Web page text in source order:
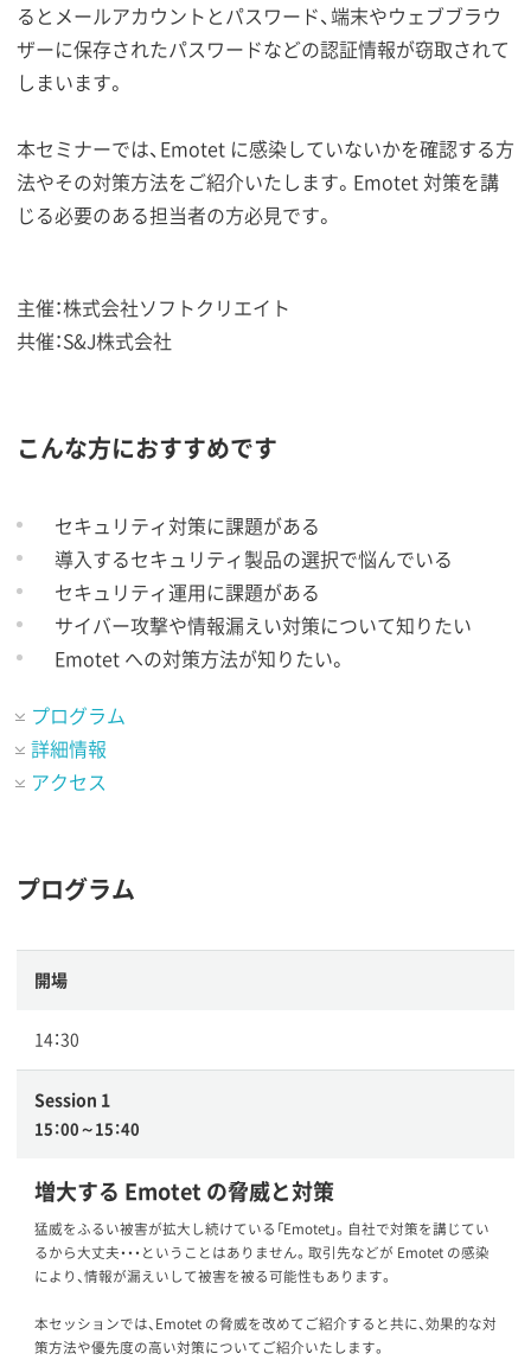
るとメールアカウントとパスワード、端末やウェブブラウ
ザーに保存されたパスワードなどの認証情報が窃取されて
しまいます。
本セミナーでは、Emotet に感染していないかを確認する方
法やその対策方法をご紹介いたします。Emotet 対策を講
じる必要のある担当者の方必見です。
主催：株式会社ソフトクリエイト
共催：S&J株式会社
こんな方におすすめです
セキュリティ対策に課題がある
導入するセキュリティ製品の選択で悩んでいる
セキュリティ運用に課題がある
サイバー攻撃や情報漏えい対策について知りたい
Emotet への対策方法が知りたい。
プログラム
詳細情報
アクセス
プログラム
開場
14：30
Session 1
15：00～15：40
増大する Emotet の脅威と対策
猛威をふるい被害が拡大し続けている「Emotet」。自社で対策を講じてい
るから大丈夫・・・ということはありません。取引先などが Emotet の感染
により、情報が漏えいして被害を被る可能性もあります。
本セッションでは、Emotet の脅威を改めてご紹介すると共に、効果的な対
策方法や優先度の高い対策についてご紹介いたします。